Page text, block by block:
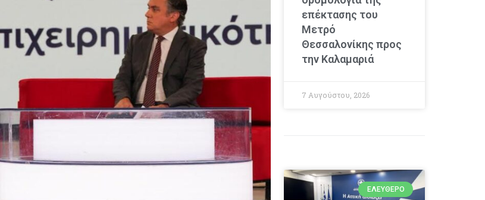
επέκτασης του
Μετρό
Θεσσαλονίκης προς
την Καλαμαριά
7 Αυγούστου, 2026
ΕΛΕΎΘΕΡΟ